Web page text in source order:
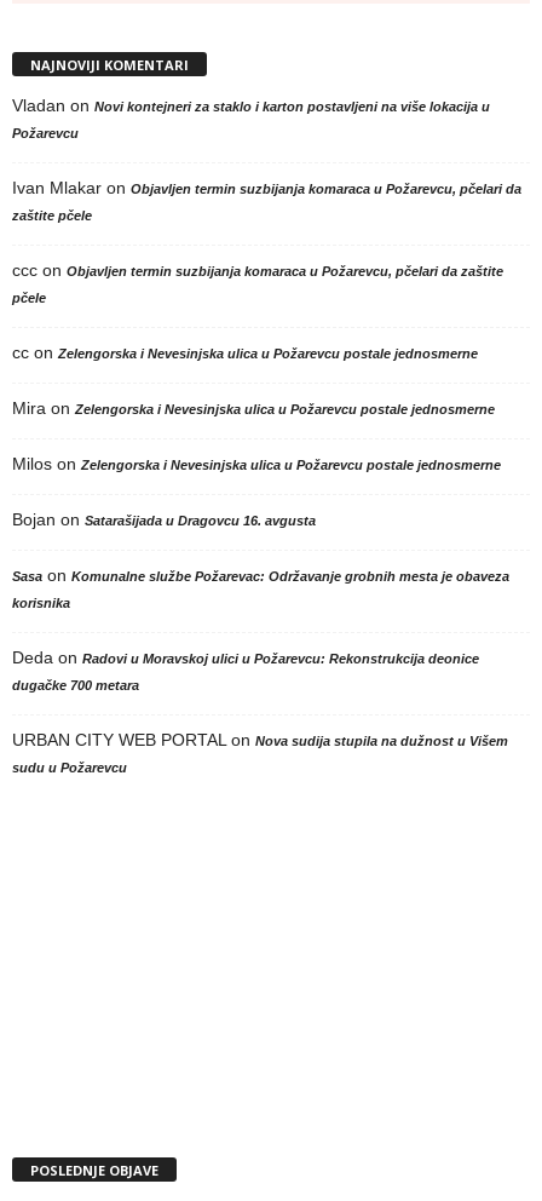
NAJNOVIJI KOMENTARI
Vladan on Novi kontejneri za staklo i karton postavljeni na više lokacija u
Požarevcu
Ivan Mlakar on Objavljen termin suzbijanja komaraca u Požarevcu, pčelari da
zaštite pčele
ccc on Objavljen termin suzbijanja komaraca u Požarevcu, pčelari da zaštite
pčele
cc on Zelengorska i Nevesinjska ulica u Požarevcu postale jednosmerne
Mira on Zelengorska i Nevesinjska ulica u Požarevcu postale jednosmerne
Milos on Zelengorska i Nevesinjska ulica u Požarevcu postale jednosmerne
Bojan on Satarašijada u Dragovcu 16. avgusta
Sasa on Komunalne službe Požarevac: Održavanje grobnih mesta je obaveza
korisnika
Deda on Radovi u Moravskoj ulici u Požarevcu: Rekonstrukcija deonice
dugačke 700 metara
URBAN CITY WEB PORTAL on Nova sudija stupila na dužnost u Višem
sudu u Požarevcu
POSLEDNJE OBJAVE